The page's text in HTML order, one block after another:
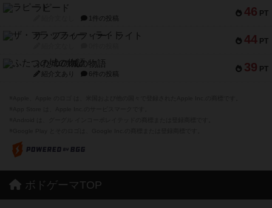
46 PT
ラピード
1件の投稿
44 PT
ザ・フラッフィー・ライト
39 PT
ふたつの城の物語
紹介文あり 6件の投稿
ボドゲーマTOP